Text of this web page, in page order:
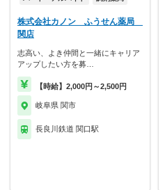
株式会社カノン ふうせん薬局
関店
志高い、よき仲間と一緒にキャリア
アップしたい方を募…
【時給】2,000円～2,500円
岐阜県 関市
長良川鉄道 関口駅